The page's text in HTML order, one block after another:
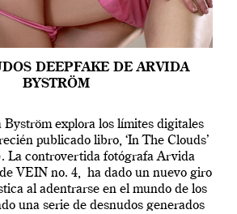
DEEPFAKE DE ARVIDA
BYSTRÖM
explora los límites digitales
publicado libro, ‘In The Clouds’
La controvertida fotógrafa Arvida
VEIN no. 4, ha dado un nuevo giro
al adentrarse en el mundo de los
una serie de desnudos generados